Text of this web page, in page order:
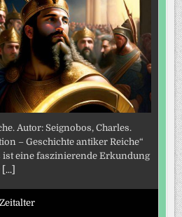
Autor: Seignobos, Charles.
– Geschichte antiker Reiche“
ist eine faszinierende Erkundung
[...]